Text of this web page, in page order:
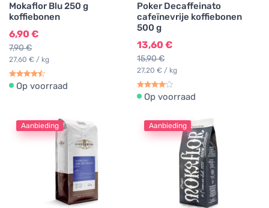
Mokaflor Blu 250 g
koffiebonen
6,90 €
7,90 €
27,60 € / kg
Op voorraad
Poker Decaffeinato
cafeïnevrije koffiebonen
500 g
13,60 €
15,90 €
27,20 € / kg
Op voorraad
Aanbieding Aanbieding